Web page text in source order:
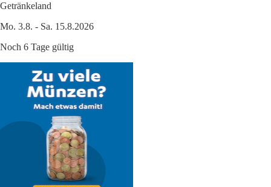
Getränkeland
Mo. 3.8. - Sa. 15.8.2026
Noch 6 Tage gültig